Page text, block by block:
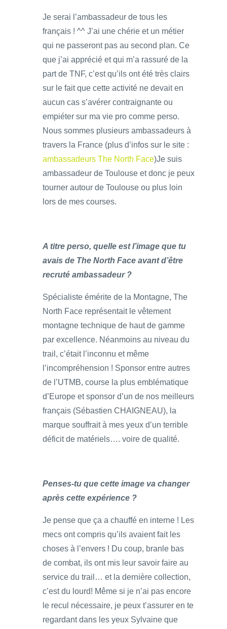
Je serai l’ambassadeur de tous les
français ! ^^ J’ai une chérie et un métier
qui ne passeront pas au second plan. Ce
que j’ai apprécié et qui m’a rassuré de la
part de TNF, c’est qu’ils ont été très clairs
sur le fait que cette activité ne devait en
aucun cas s’avérer contraignante ou
empiéter sur ma vie pro comme perso.
Nous sommes plusieurs ambassadeurs à
travers la France (plus d’infos sur le site :
ambassadeurs The North Face)Je suis
ambassadeur de Toulouse et donc je peux
tourner autour de Toulouse ou plus loin
lors de mes courses.
A titre perso, quelle est l’image que tu
avais de The North Face avant d’être
recruté ambassadeur ?
Spécialiste émérite de la Montagne, The
North Face représentait le vêtement
montagne technique de haut de gamme
par excellence. Néanmoins au niveau du
trail, c’était l’inconnu et même
l’incompréhension ! Sponsor entre autres
de l’UTMB, course la plus emblématique
d’Europe et sponsor d’un de nos meilleurs
français (Sébastien CHAIGNEAU), la
marque souffrait à mes yeux d’un terrible
déficit de matériels…. voire de qualité.
Penses-tu que cette image va changer
après cette expérience ?
Je pense que ça a chauffé en interne ! Les
mecs ont compris qu’ils avaient fait les
choses à l’envers ! Du coup, branle bas
de combat, ils ont mis leur savoir faire au
service du trail… et la dernière collection,
c’est du lourd! Même si je n’ai pas encore
le recul nécessaire, je peux t’assurer en te
regardant dans les yeux Sylvaine que